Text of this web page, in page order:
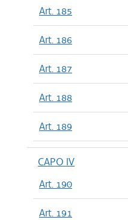
Art. 185
Art. 186
Art. 187
Art. 188
Art. 189
CAPO IV
Art. 190
Art. 191